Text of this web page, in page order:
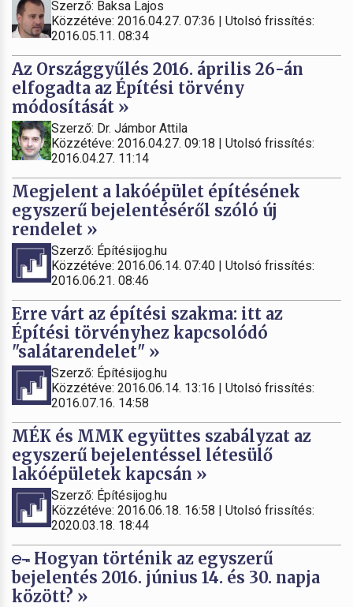
Szerző: Baksa Lajos
Közzétéve: 2016.04.27. 07:36 | Utolsó frissítés:
2016.05.11. 08:34
Az Országgyűlés 2016. április 26-án
elfogadta az Építési törvény
módosítását »
Szerző: Dr. Jámbor Attila
Közzétéve: 2016.04.27. 09:18 | Utolsó frissítés:
2016.04.27. 11:14
Megjelent a lakóépület építésének
egyszerű bejelentéséről szóló új
rendelet »
Szerző: Építésijog.hu
Közzétéve: 2016.06.14. 07:40 | Utolsó frissítés:
2016.06.21. 08:46
Erre várt az építési szakma: itt az
Építési törvényhez kapcsolódó
"salátarendelet" »
Szerző: Építésijog.hu
Közzétéve: 2016.06.14. 13:16 | Utolsó frissítés:
2016.07.16. 14:58
MÉK és MMK együttes szabályzat az
egyszerű bejelentéssel létesülő
lakóépületek kapcsán »
Szerző: Építésijog.hu
Közzétéve: 2016.06.18. 16:58 | Utolsó frissítés:
2020.03.18. 18:44
Hogyan történik az egyszerű
bejelentés 2016. június 14. és 30. napja
között? »